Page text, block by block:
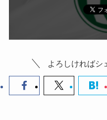
よろしければシ